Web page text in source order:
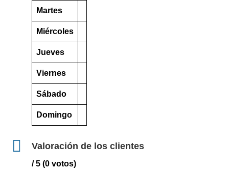
Martes
Miércoles
Jueves
Viernes
Sábado
Domingo
Valoración de los clientes
/ 5 (0 votos)